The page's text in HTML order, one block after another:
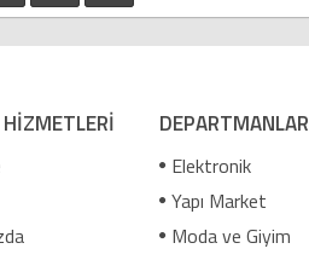
DEPARTMANLAR
Elektronik
Yapı Market
Moda ve Giyim